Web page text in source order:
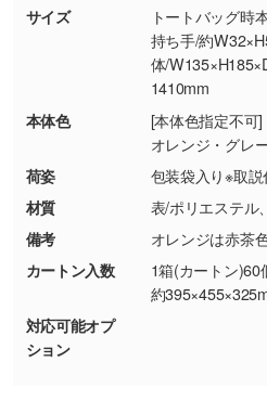
現物支給による色指定も
・背景がある画像からキ
使いたいです
シンプルな背景のデータ
ター部分の輪郭がはっきり
り抜き処理が可能です。→
・持っているデータの背
しの作り方が分からない
印刷したいデータが印刷
合、シンプルな色・柄の背
商品が破損した場合
・商品到着後7日以上経過
・お客様のご都合による
品・色・数量などの注文間
サイズ
トートバッグ時
持ち手/約
体/
1410mm
本体色
[本体色指定不可]
オレンジ・グレ
荷姿
包装袋入り※取説
材質
表/ポリエステル
備考
オレンジは赤茶
カートン入数
1箱(カートン)60
約
対応可能オプ
ション